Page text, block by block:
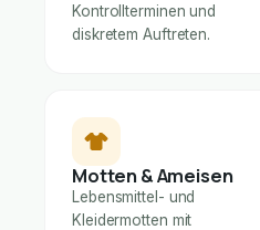
Kontrollterminen und
diskretem Auftreten.
Motten & Ameisen
Lebensmittel- und
Kleidermotten mit